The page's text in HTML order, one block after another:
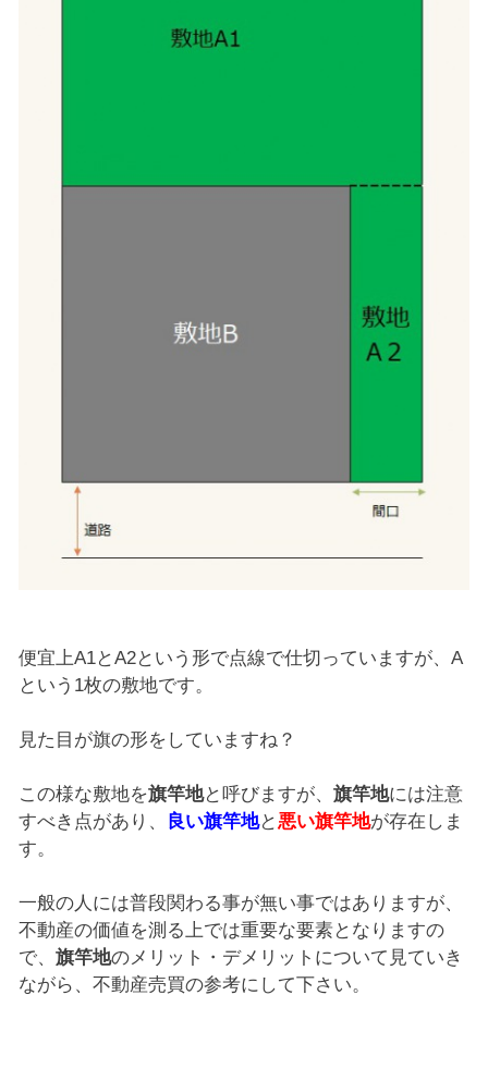
便宜上A1とA2という形で点線で仕切っていますが、A
という1枚の敷地です。
見た目が旗の形をしていますね？
この様な敷地を旗竿地と呼びますが、 旗竿地には注意
すべき点があり、
良い旗竿地と悪い旗竿地が存在しま
す。
一般の人には普段関わる事が無い事ではありますが、
不動産の価値を測る上では重要な要素となりますの
で、 旗竿地のメリット・デメリットについて見ていき
ながら、不動産売買の参考にして下さい。